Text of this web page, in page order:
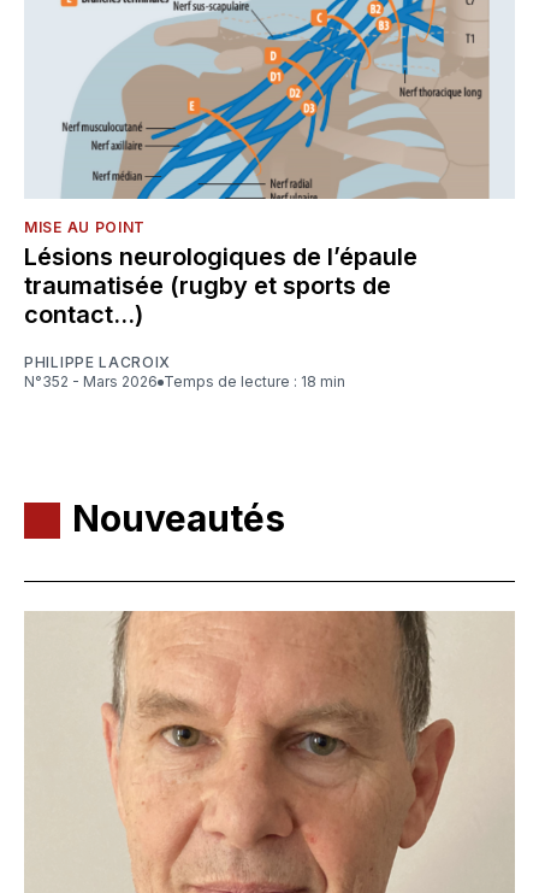
MISE AU POINT
Lésions neurologiques de l’épaule
traumatisée (rugby et sports de
contact…)
PHILIPPE LACROIX
N°352 - Mars 2026
Temps de lecture : 18 min
Nouveautés